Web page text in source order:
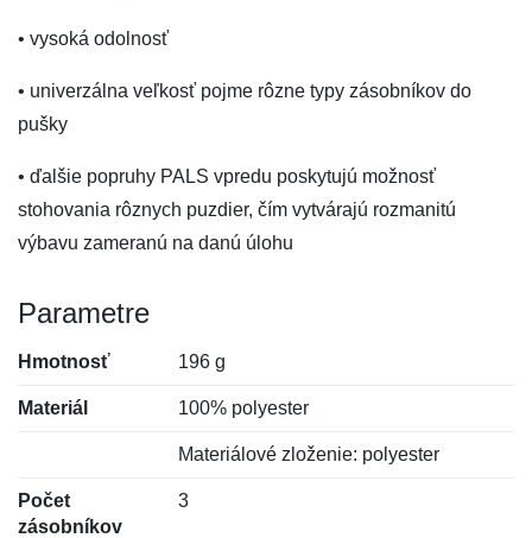
• vysoká odolnosť
• univerzálna veľkosť pojme rôzne typy zásobníkov do
pušky
• ďalšie popruhy PALS vpredu poskytujú možnosť
stohovania rôznych puzdier, čím vytvárajú rozmanitú
výbavu zameranú na danú úlohu
Parametre
Hmotnosť 196 g
Materiál 100% polyester
Materiálové zloženie: polyester
Počet
zásobníkov
3